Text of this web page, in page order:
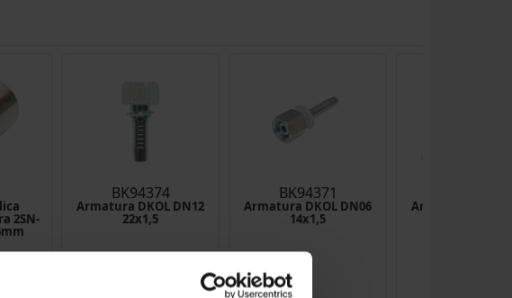
2SN-
BK94374
Armatura DKOL DN12
22x1,5
BK94371
Armatura DKOL DN06
14x1,5
Armatura DKOS